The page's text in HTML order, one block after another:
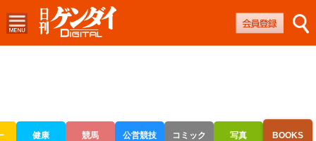
健康 競馬 公営競技 コミック 写真 BOOKS